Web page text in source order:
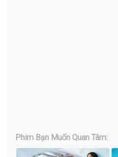
Phim Bạn Muốn Quan Tâm: